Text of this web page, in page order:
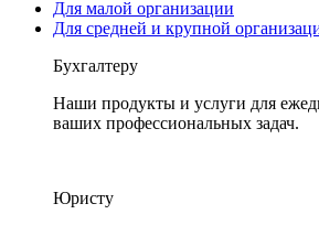
Для малой организации
Для средней и крупной
Бухгалтеру
Наши продукты и услуги для
ваших профессиональных задач.
Юристу